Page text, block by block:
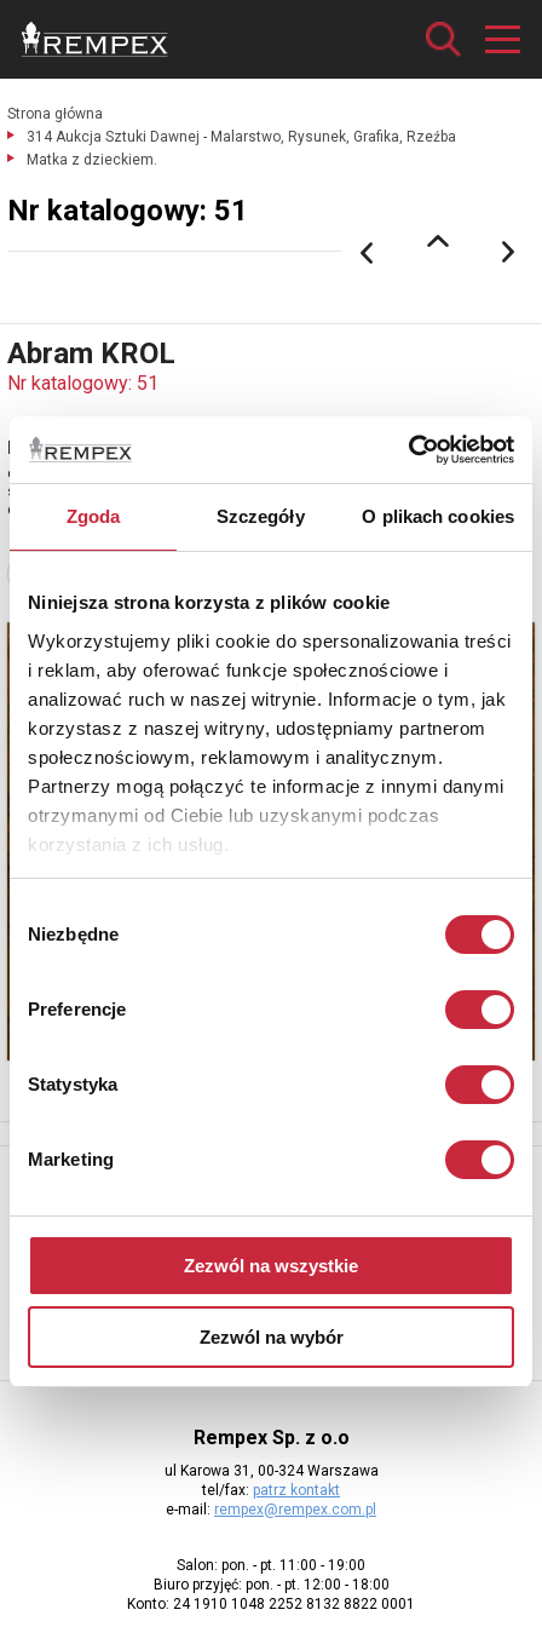
Zgoda Szczegóły O plikach cookies
Niniejsza strona korzysta z plików cookie
Wykorzystujemy pliki cookie do spersonalizowania treści
i reklam, aby oferować funkcje społecznościowe i
analizować ruch w naszej witrynie. Informacje o tym, jak
korzystasz z naszej witryny, udostępniamy partnerom
społecznościowym, reklamowym i analitycznym.
Partnerzy mogą połączyć te informacje z innymi danymi
otrzymanymi od Ciebie lub uzyskanymi podczas
korzystania z ich usług.
zgody
Niezbędne
Preferencje
Statystyka
Marketing
Zezwól na wszystkie
Zezwól na wybór
Strona główna
314 Aukcja Sztuki Dawnej - Malarstwo, Rysunek, Grafika, Rzeźba
Matka z dzieckiem.
Nr katalogowy: 51
Abram KROL
Nr katalogowy: 51
Matka z dzieckiem
olej, płótno; 19 x 24,3 cm;
sygn. p. d.: Krol
estymacja: 1 600 - 1 900 zł
Aby otrzymywać informacje o nowych aukcjach, prosimy podać
adres e-mail
Rempex Sp. z o.o
ul Karowa 31, 00-324 Warszawa
tel/fax: patrz kontakt
e-mail: rempex@rempex.com.pl
Salon: pon. - pt. 11:00 - 19:00
Biuro przyjęć: pon. - pt. 12:00 - 18:00
Konto: 24 1910 1048 2252 8132 8822 0001